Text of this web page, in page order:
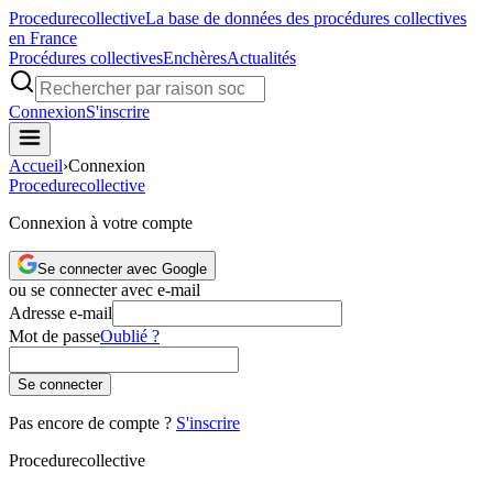
ProcedurecollectiveLa base de données des procédures collectives
en France
Procédures collectivesEnchèresActualités
ConnexionS'inscrire
Accueil›Connexion
Procedurecollective
Connexion à votre compte
Se connecter avec Google
ou se connecter avec e-mail
Adresse e-mail
Mot de passeOublié ?
Se connecter
Pas encore de compte ? S'inscrire
Procedurecollective